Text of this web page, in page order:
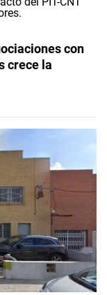
con
crece la